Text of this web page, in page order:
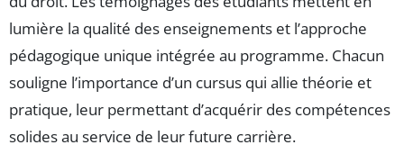
lumière la qualité des enseignements et l’approche
pédagogique unique intégrée au programme. Chacun
souligne l’importance d’un cursus qui allie théorie et
pratique, leur permettant d’acquérir des compétences
solides au service de leur future carrière.